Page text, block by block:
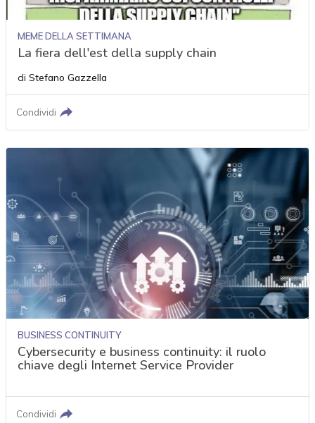
MEME DELLA SETTIMANA
La fiera dell'est della supply chain
di Stefano Gazzella
Condividi
BUSINESS CONTINUITY
Cybersecurity e business continuity: il ruolo
chiave degli Internet Service Provider
Condividi